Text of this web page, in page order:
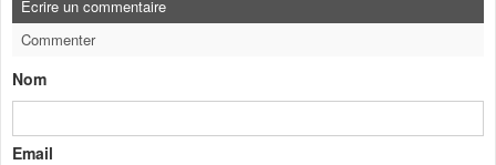
Ecrire un commentaire
Commenter
Nom
Email